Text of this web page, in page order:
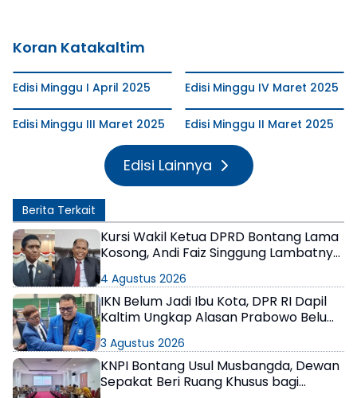
Koran Katakaltim
Edisi Minggu I April 2025 Edisi Minggu IV Maret 2025
Edisi Minggu III Maret 2025 Edisi Minggu II Maret 2025
Edisi Lainnya
Berita Terkait
Kursi Wakil Ketua DPRD Bontang Lama
Kosong, Andi Faiz Singgung Lambatnya
Sampai 1 Tahun
4 Agustus 2026
IKN Belum Jadi Ibu Kota, DPR RI Dapil
Kaltim Ungkap Alasan Prabowo Belum
3 Agustus 2026
KNPI Bontang Usul Musbangda, Dewan
Sepakat Beri Ruang Khusus bagi